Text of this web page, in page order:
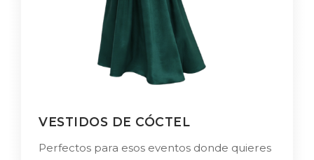
VESTIDOS DE CÓCTEL
Perfectos para esos eventos donde quieres